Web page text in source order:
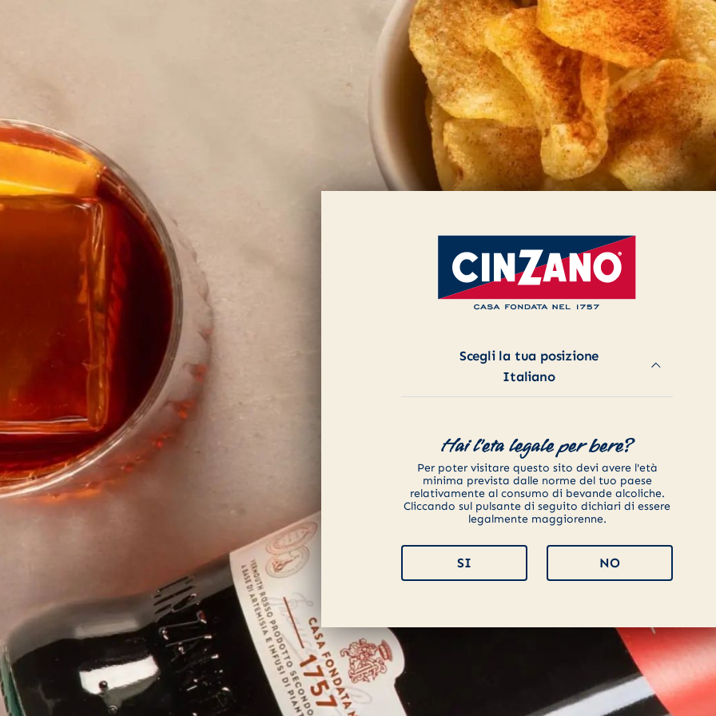
Scegli la tua posizione
Italiano
Hai l'eta legale per bere?
Per poter visitare questo sito devi avere l'età
minima prevista dalle norme del tuo paese
relativamente al consumo di bevande alcoliche.
Cliccando sul pulsante di seguito dichiari di essere
legalmente maggiorenne.
SI
Informativa sulla raccolta Le tue preferenze relative alla